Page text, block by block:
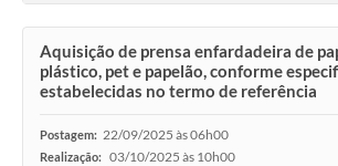
Aquisição de prensa enfardadeira de
plástico, pet e papelão, conforme
estabelecidas no termo de referência
Postagem: 22/09/2025 às 06h00
Realização: 03/10/2025 às 10h00